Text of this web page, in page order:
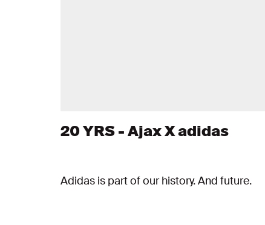
20 YRS - Ajax X adidas
Adidas is part of our history. And future.